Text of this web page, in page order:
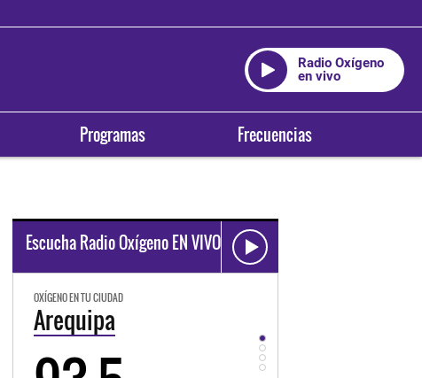
Radio Oxígeno
en vivo
Programas Frecuencias
Escucha Radio Oxígeno EN VIVO
OXÍGENO EN TU CIUDAD
Trujillo